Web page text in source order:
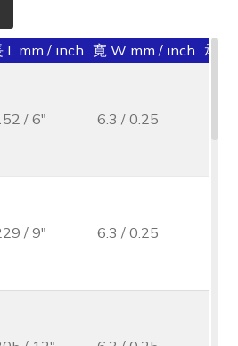
L mm / inch 寬 W mm / inch 承受
/ 6" 6.3 / 0.25
/ 9" 6.3 / 0.25